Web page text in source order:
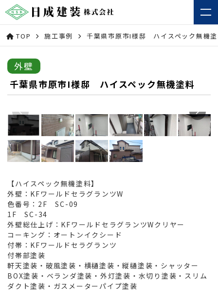
TOP 施工事例 千葉県市原市I様邸 ハイスペック無機
外壁
千葉県市原市I様邸 ハイスペック無機塗料
【ハイスペック無機塗料】
外壁：KFワールドセラグランツW
色番号：2F SC-09
1F SC-34
外壁総仕上げ：KFワールドセラグランツWクリヤー
コーキング：オートンイクシード
付帯：KFワールドセラグランツ
付帯部塗装
軒天塗装・破風塗装・横樋塗装・縦樋塗装・シャッター
BOX塗装・ベランダ塗装・外灯塗装・水切り塗装・スリム
ダクト塗装・ガスメーターパイプ塗装